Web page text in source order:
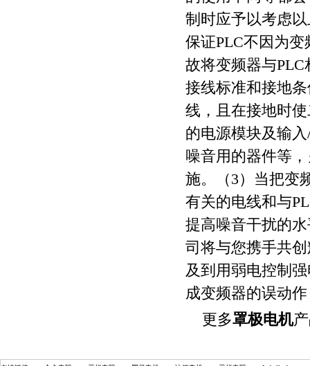
制时应予以考虑
保证PLC不因为
故将变频器与
接线标准和接地
线，且在接地时
的电源模块及输
噪音用的器件等
施。（3）当把变
有关的电线和与
提高噪音干扰的
司将与您携手共
及到用弱电控制
成变频器的误动
更多罩极电机